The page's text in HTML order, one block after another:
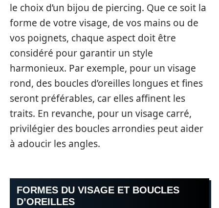
le choix d’un bijou de piercing. Que ce soit la
forme de votre visage, de vos mains ou de
vos poignets, chaque aspect doit être
considéré pour garantir un style
harmonieux. Par exemple, pour un visage
rond, des boucles d’oreilles longues et fines
seront préférables, car elles affinent les
traits. En revanche, pour un visage carré,
privilégier des boucles arrondies peut aider
à adoucir les angles.
FORMES DU VISAGE ET BOUCLES
D’OREILLES